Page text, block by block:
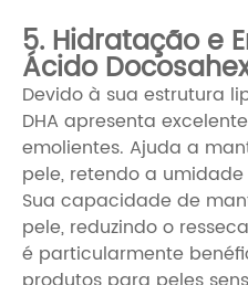
5. Hidratação e
Ácido
Devido à sua estrutura
DHA apresenta
emolientes. Ajuda a
pele, retendo a
Sua capacidade de
pele, reduzindo o
é particularmente